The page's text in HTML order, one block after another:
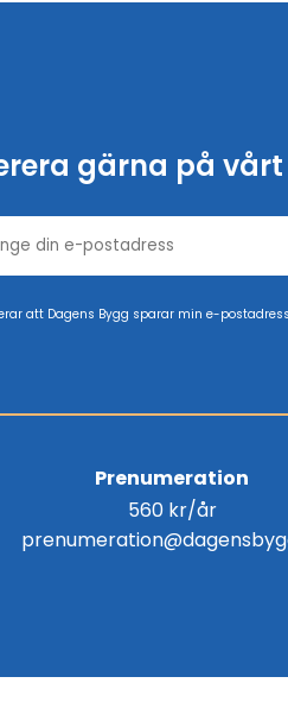
gärna på
att Dagens Bygg sparar min e-
Prenumeration
560 kr/år